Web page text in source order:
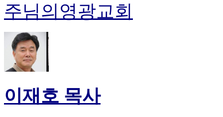
주님의영광교회
이재호 목사